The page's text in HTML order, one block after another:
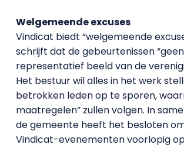
Welgemeende excuses
Vindicat biedt “welgemeende
schrijft dat de gebeurtenissen “geen
representatief beeld van de
Het bestuur wil alles in het werk
betrokken leden op te sporen,
maatregelen” zullen volgen. In
de gemeente heeft het besloten
Vindicat-evenementen voorlopig